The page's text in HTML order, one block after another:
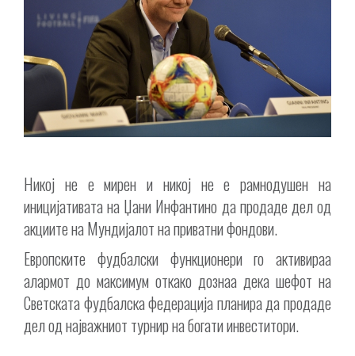
Никој не е мирен и никој не е рамнодушен на
иницијативата на Џани Инфантино да продаде дел од
акциите на Мундијалот на приватни фондови.
Европските фудбалски функционери го активираа
алармот до максимум откако дознаа дека шефот на
Светската фудбалска федерација планира да продаде
дел од најважниот турнир на богати инвеститори.